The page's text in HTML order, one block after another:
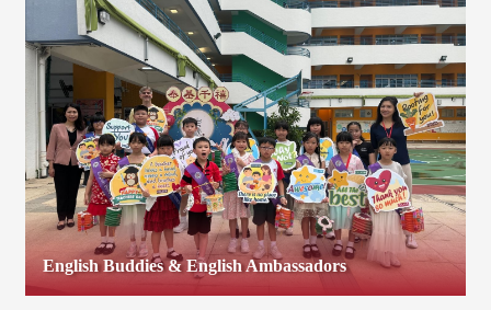
English Buddies & English Ambassadors